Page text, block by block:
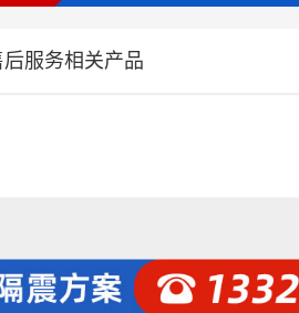
后服务相关产品